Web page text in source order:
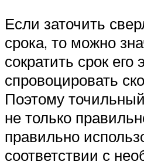
Если заточить
срока, то можно
сократить срок его
спровоцировать
Поэтому
не только
правильно
соответствии с